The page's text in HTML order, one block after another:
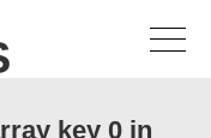
key 0 in